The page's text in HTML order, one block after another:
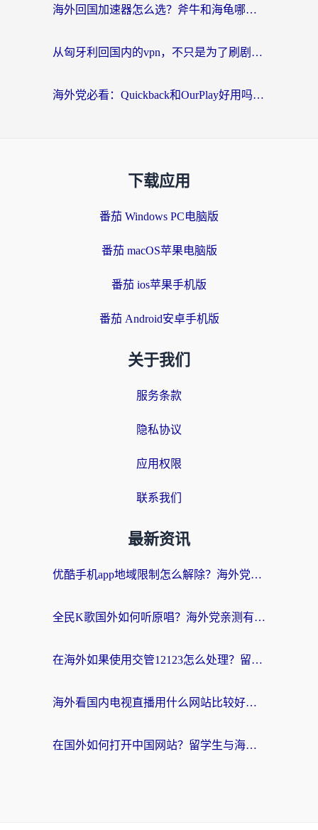
海外回国加速器怎么选？斧牛和海龟哪个好？一篇帮你避开坑的实用指南
从匈牙利回国内的vpn，不只是为了刷剧那么简单
海外党必看：Quickback和OurPlay好用吗？3分钟选对回国加速器，无缝刷剧玩游戏
下载应用
番茄 Windows PC电脑版
番茄 macOS苹果电脑版
番茄 ios苹果手机版
番茄 Android安卓手机版
关于我们
服务条款
隐私协议
应用权限
联系我们
最新资讯
优酷手机app地域限制怎么解除？海外党亲测有效的追剧方案
全民K歌国外如何听原唱？海外党亲测有效的回国加速器选择指南
在海外如果使用交管12123怎么处理？留学生亲测有效的回国加速方案
海外看国内电视直播用什么网站比较好？一篇解决你所有追剧难题的实用指南
在国外如何打开中国网站？留学生与海外华人的无缝访问指南